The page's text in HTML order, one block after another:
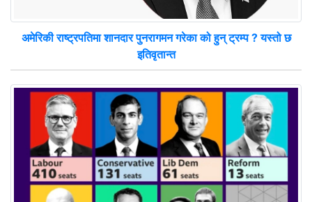
अमेरिकी राष्ट्रपतिमा शानदार पुनरागमन गरेका को हुन् ट्रम्प ? यस्तो छ
इतिवृतान्त